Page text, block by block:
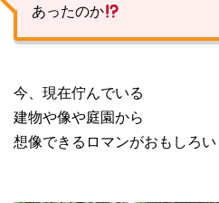
あったのか
今、現在佇んでいる
建物や像や庭園から
想像できるロマンがおもしろい